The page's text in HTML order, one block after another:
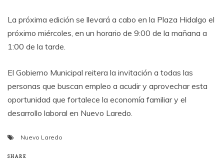
La próxima edición se llevará a cabo en la Plaza Hidalgo el
próximo miércoles, en un horario de 9:00 de la mañana a
1:00 de la tarde.
El Gobierno Municipal reitera la invitación a todas las
personas que buscan empleo a acudir y aprovechar esta
oportunidad que fortalece la economía familiar y el
desarrollo laboral en Nuevo Laredo.
Nuevo Laredo
SHARE